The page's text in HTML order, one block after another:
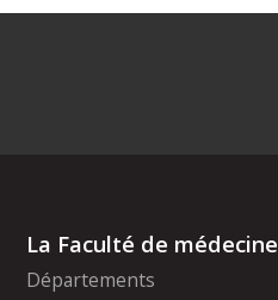
La Faculté de médecine
Départements